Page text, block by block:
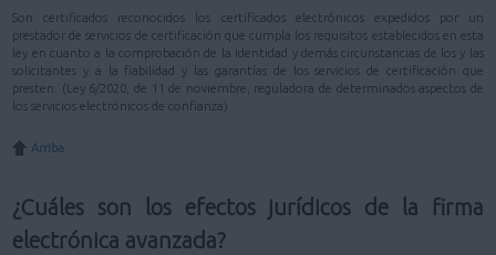
Son certificados reconocidos los certificados electrónicos expedidos por un
prestador de servicios de certificación que cumpla los requisitos establecidos en esta
ley en cuanto a la comprobación de la identidad y demás circunstancias de los y las
solicitantes y a la fiabilidad y las garantías de los servicios de certificación que
presten. (Ley 6/2020, de 11 de noviembre, reguladora de determinados aspectos de
los servicios electrónicos de confianza)
Arriba
¿Cuáles son los efectos jurídicos de la firma
electrónica avanzada?